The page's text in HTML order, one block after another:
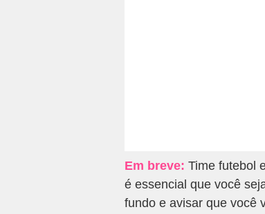
Em breve: Time futebol
é essencial que você
fundo e avisar que você